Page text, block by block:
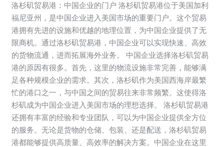
洛杉矶贸易港：中国企业的门户 洛杉矶贸易港位于美国加利
福尼亚州，是中国企业进入美国市场的重要门户。这个贸易
港拥有先进的设施和优越的地理位置，为中国企业提供了无
限商机。通过洛杉矶贸易港，中国企业可以实现快速、高效
的货物流通，进而拓展海外业务。 中国企业选择洛杉矶贸易
港的原因有很多。首先，这里的物流设施非常完善，能够满
足各种规模企业的需求。其次，洛杉矶作为美国西海岸最繁
忙的港口之一，与中国之间的贸易往来非常频繁。这使得洛
杉矶成为中国企业进入美国市场的理想选择。 洛杉矶贸易港
还拥有丰富的经验和专业团队，可以为中国企业提供全方位
的服务。无论是货物的仓储、包装、还是配送，洛杉矶贸易
港都能够提供高质量、高效率的解决方案。中国企业在这里
业
的
门
户
(Trade
Port
in
Los
Angeles:
Gateway
for
Chinese